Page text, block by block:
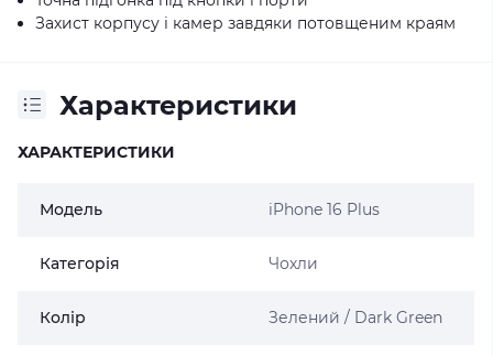
Захист корпусу і камер завдяки потовщеним краям
Характеристики
ХАРАКТЕРИСТИКИ
Модель iPhone 16 Plus
Категорія Чохли
Колір Зелений / Dark Green